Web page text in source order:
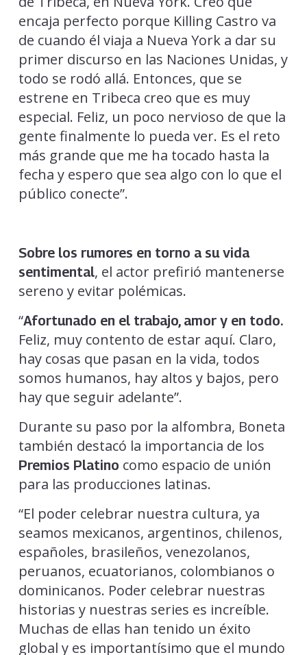
encaja perfecto porque Killing Castro va
de cuando él viaja a Nueva York a dar su
primer discurso en las Naciones Unidas, y
todo se rodó allá. Entonces, que se
estrene en Tribeca creo que es muy
especial. Feliz, un poco nervioso de que la
gente finalmente lo pueda ver. Es el reto
más grande que me ha tocado hasta la
fecha y espero que sea algo con lo que el
público conecte”.
Sobre los rumores en torno a su vida
sentimental, el actor prefirió mantenerse
sereno y evitar polémicas.
“Afortunado en el trabajo, amor y en todo.
Feliz, muy contento de estar aquí. Claro,
hay cosas que pasan en la vida, todos
somos humanos, hay altos y bajos, pero
hay que seguir adelante”.
Durante su paso por la alfombra, Boneta
también destacó la importancia de los
Premios Platino como espacio de unión
para las producciones latinas.
“El poder celebrar nuestra cultura, ya
seamos mexicanos, argentinos, chilenos,
españoles, brasileños, venezolanos,
peruanos, ecuatorianos, colombianos o
dominicanos. Poder celebrar nuestras
historias y nuestras series es increíble.
Muchas de ellas han tenido un éxito
global y es importantísimo que el mundo